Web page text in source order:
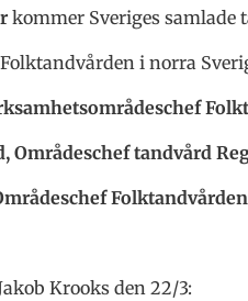
kommer Sveriges samlade
i norra
Områdeschef tandvård
Krooks den 22/3: